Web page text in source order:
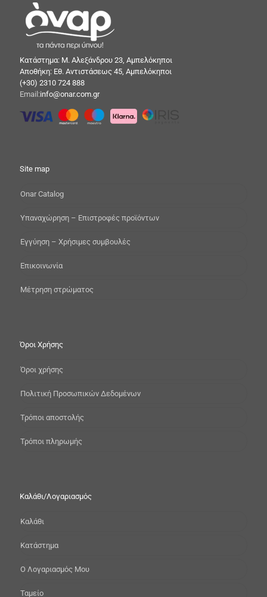
Κατάστημα: Μ. Αλεξάνδρου 23, Αμπελόκηποι
Αποθήκη: Εθ. Αντιστάσεως 45, Αμπελόκηποι
(+30) 2310 724 888
Email:info@onar.com.gr
Site map
Onar Catalog
Yπαναχώρηση – Επιστροφές προϊόντων
Εγγύηση – Χρήσιμες συμβουλές
Επικοινωνία
Μέτρηση στρώματος
Όροι Χρήσης
Όροι χρήσης
Πολιτική Προσωπικών Δεδομένων
Τρόποι αποστολής
Τρόποι πληρωμής
Καλάθι/Λογαριασμός
Καλάθι
Κατάστημα
Ο Λογαριασμός Μου
Ταμείο